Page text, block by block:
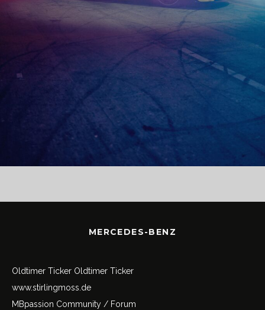
MERCEDES-BENZ
Oldtimer Ticker Oldtimer Ticker
www.stirlingmoss.de
MBpassion Community / Forum